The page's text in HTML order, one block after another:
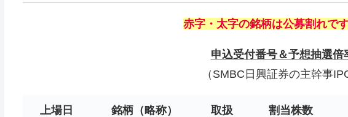
赤字・太字の銘柄は公募割れです
申込受付番号＆予想抽選倍
（SMBC日興証券の主幹事
上場日 銘柄（略称） 取扱 割当株数